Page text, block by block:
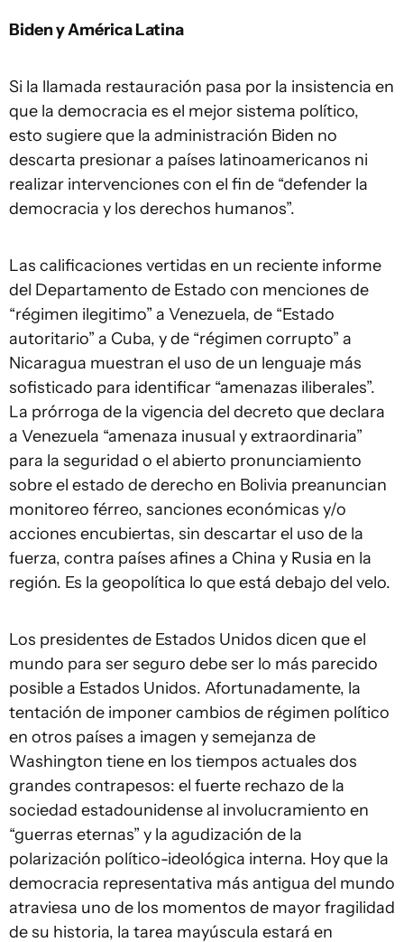
Biden y América Latina
Si la llamada restauración pasa por la insistencia en
que la democracia es el mejor sistema político,
esto sugiere que la administración Biden no
descarta presionar a países latinoamericanos ni
realizar intervenciones con el fin de “defender la
democracia y los derechos humanos”.
Las calificaciones vertidas en un reciente informe
del Departamento de Estado con menciones de
“régimen ilegitimo” a Venezuela, de “Estado
autoritario” a Cuba, y de “régimen corrupto” a
Nicaragua muestran el uso de un lenguaje más
sofisticado para identificar “amenazas iliberales”.
La prórroga de la vigencia del decreto que declara
a Venezuela “amenaza inusual y extraordinaria”
para la seguridad o el abierto pronunciamiento
sobre el estado de derecho en Bolivia preanuncian
monitoreo férreo, sanciones económicas y/o
acciones encubiertas, sin descartar el uso de la
fuerza, contra países afines a China y Rusia en la
región. Es la geopolítica lo que está debajo del velo.
Los presidentes de Estados Unidos dicen que el
mundo para ser seguro debe ser lo más parecido
posible a Estados Unidos. Afortunadamente, la
tentación de imponer cambios de régimen político
en otros países a imagen y semejanza de
Washington tiene en los tiempos actuales dos
grandes contrapesos: el fuerte rechazo de la
sociedad estadounidense al involucramiento en
“guerras eternas” y la agudización de la
polarización político-ideológica interna. Hoy que la
democracia representativa más antigua del mundo
atraviesa uno de los momentos de mayor fragilidad
de su historia, la tarea mayúscula estará en